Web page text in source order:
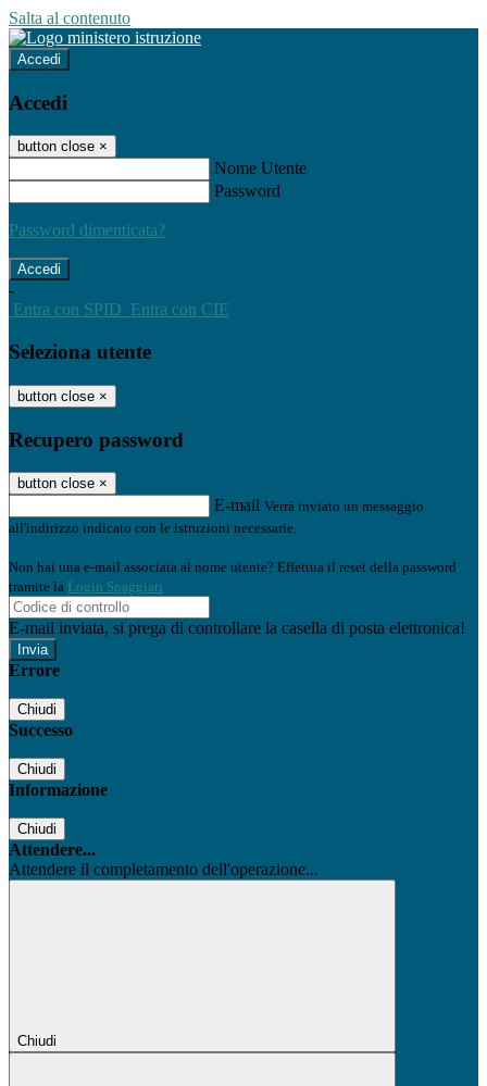
Salta al contenuto
Accedi
Accedi
button close ×
Nome Utente
Password
Password dimenticata?
-
Entra con SPID Entra con CIE
Seleziona utente
button close ×
Recupero password
button close ×
E-mail Verrà inviato un messaggio
all'indirizzo indicato con le istruzioni necessarie.
Non hai una e-mail associata al nome utente? Effettua il reset della password
tramite la Login Spaggiari
E-mail inviata, si prega di controllare la casella di posta elettronica!
Errore
Chiudi
Successo
Chiudi
Informazione
Chiudi
Attendere...
Attendere il completamento dell'operazione...
Chiudi